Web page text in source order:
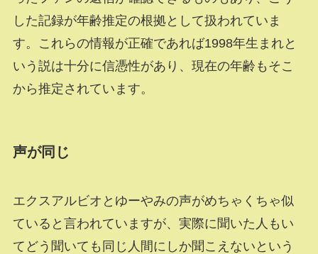
した記録が年齢推定の根拠として扱われていま
す。これらの情報が正確であれば1998年生まれと
いう説は十分に信憑性があり、現在の年齢もそこ
から推定されています。
声が同じ
エクスアルビオとゆーやみの声がめちゃくちゃ似
ていると言われていますが、実際に聞いた人もい
てどう聞いても同じ人間にしか聞こえないという